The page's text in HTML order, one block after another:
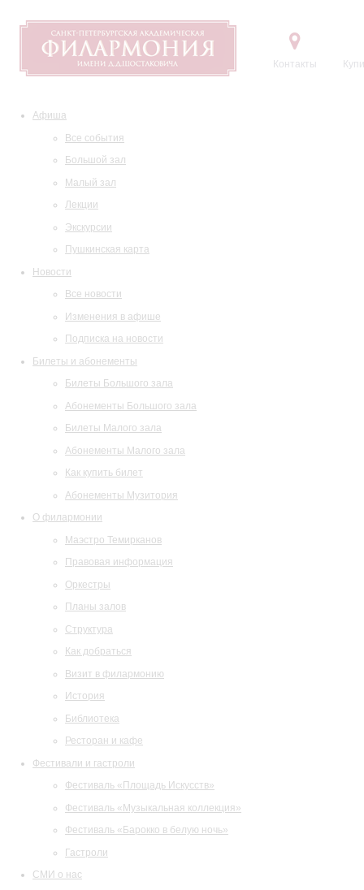
Контакты
Афиша
Все события
Большой зал
Малый зал
Лекции
Экскурсии
Пушкинская карта
Новости
Все новости
Изменения в афише
Подписка на новости
Билеты и абонементы
Билеты Большого зала
Абонементы Большого зала
Билеты Малого зала
Абонементы Малого зала
Как купить билет
Абонементы Музитория
О филармонии
Маэстро Темирканов
Правовая информация
Оркестры
Планы залов
Структура
Как добраться
Визит в филармонию
История
Библиотека
Ресторан и кафе
Фестивали и гастроли
Фестиваль «Площадь Искусств»
Фестиваль «Музыкальная коллекция»
Фестиваль «Барокко в белую ночь»
Гастроли
СМИ о нас